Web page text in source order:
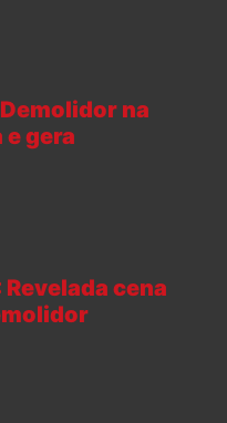
na
e gera
cena